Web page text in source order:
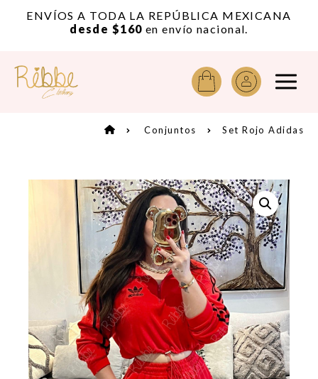
ENVÍOS A TODA LA REPÚBLICA MEXICANA
desde $160 en envío nacional.
Conjuntos Set Rojo Adidas